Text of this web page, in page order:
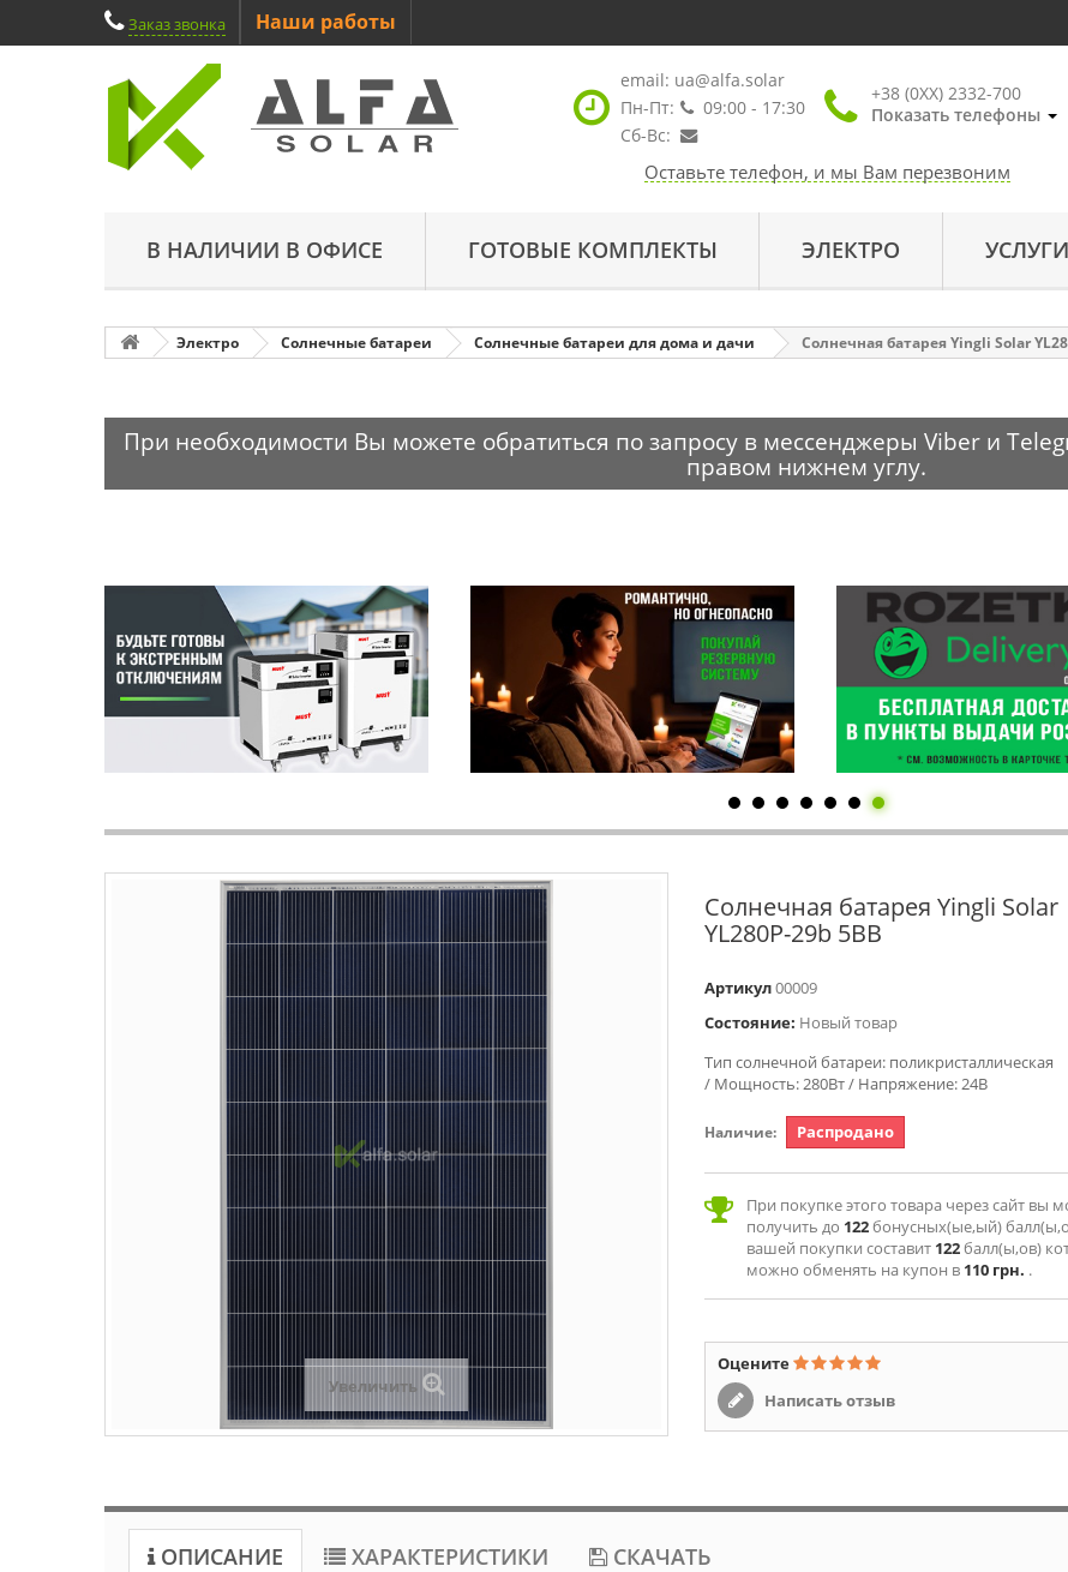
Заказ звонка Наши работы
email: ua@alfa.solar
Пн-Пт:
09:00 - 17:30
Сб-Вс:
+38 (0XX) 2332-700
Показать телефоны
Оставьте телефон, и мы Вам перезвоним
В НАЛИЧИИ В ОФИСЕ ГОТОВЫЕ КОМПЛЕКТЫ ЭЛЕКТРО УСЛУГИ
Электро Солнечные батареи Солнечные батареи для дома и дачи Солнечная батарея Yingli Solar
При необходимости Вы можете обратиться по запросу в мессенджеры Viber и
правом нижнем углу.
Увеличить
Солнечная батарея Yingli Solar
YL280P-29b 5BB
Артикул00009
Состояние: Новый товар
Тип солнечной батареи: поликристаллическая
/ Мощность: 280Вт / Напряжение: 24В
Наличие: Распродано
При покупке этого товара через сайт вы
получить до 122бонусных(ые,ый)
вашей покупки составит 122балл(ы,ов)
можно обменять на купон в 110 грн. .
Оцените
Написать отзыв
ОПИСАНИЕ ХАРАКТЕРИСТИКИ СКАЧАТЬ